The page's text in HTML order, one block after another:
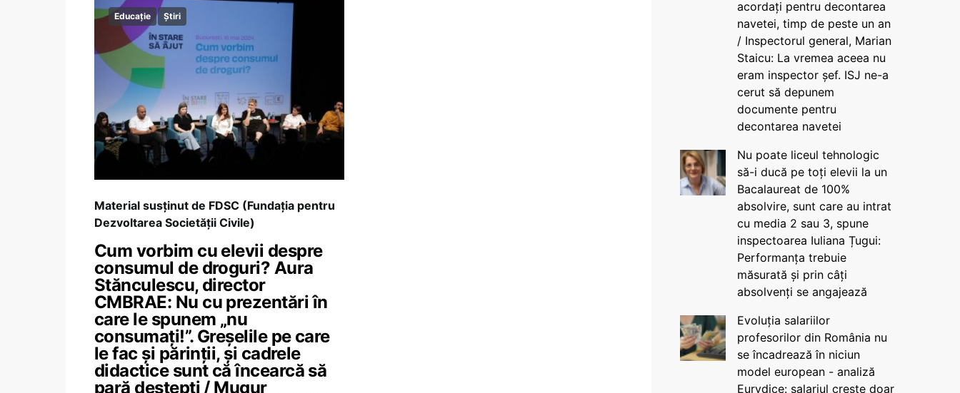
Educație Știri
Material susținut de FDSC (Fundația pentru
Dezvoltarea Societății Civile)
Cum vorbim cu elevii despre
consumul de droguri? Aura
Stănculescu, director
CMBRAE: Nu cu prezentări în
care le spunem „nu
consumați!”. Greșelile pe care
le fac și părinții, și cadrele
didactice sunt că încearcă să
pară deștepți / Mugur
acordați pentru decontarea
navetei, timp de peste un an
/ Inspectorul general, Marian
Staicu: La vremea aceea nu
eram inspector șef. ISJ ne-a
cerut să depunem
documente pentru
decontarea navetei
Nu poate liceul tehnologic
să-i ducă pe toți elevii la un
Bacalaureat de 100%
absolvire, sunt care au intrat
cu media 2 sau 3, spune
inspectoarea Iuliana Țugui:
Performanța trebuie
măsurată și prin câți
absolvenți se angajează
Evoluția salariilor
profesorilor din România nu
se încadrează în niciun
model european - analiză
Eurydice: salariul crește doar